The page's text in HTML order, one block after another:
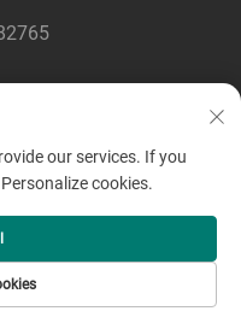
Greenpower
soukromí
our services. If you
cookies.